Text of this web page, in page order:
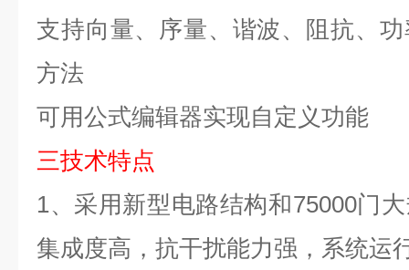
支持向量、序量、谐波、阻抗、
方法
可用公式编辑器实现自定义功能
三技术特点
1、 采用新型电路结构和75000门
集成度高，抗干扰能力强，系统运